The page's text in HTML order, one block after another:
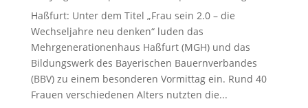
Haßfurt: Unter dem Titel „Frau sein 2.0 – die
Wechseljahre neu denken“ luden das
Mehrgenerationenhaus Haßfurt (MGH) und das
Bildungswerk des Bayerischen Bauernverbandes
(BBV) zu einem besonderen Vormittag ein. Rund 40
Frauen verschiedenen Alters nutzten die...